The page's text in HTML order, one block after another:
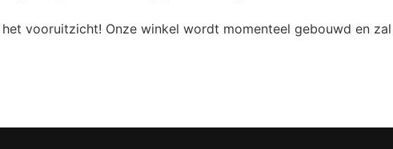
vooruitzicht! Onze winkel wordt momenteel gebouwd en